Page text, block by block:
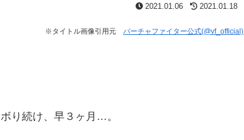
2021.01.06 2021.01.18
※タイトル画像引用元 バーチャファイター公式(@vf_official)
り続け、早３ヶ月…。